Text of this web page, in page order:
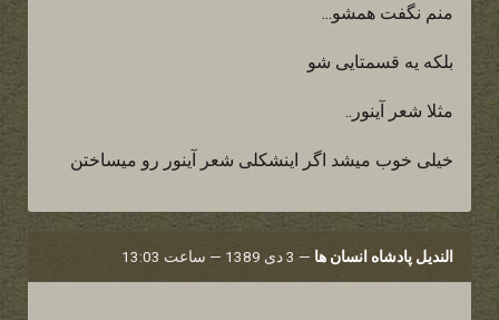
منم نگفت همشو...
بلکه یه قسمتایی شو
مثلا شعر آینور..
خیلی خوب میشد اگر اینشکلی شعر آینور رو میساختن
الندیل پادشاه انسان ها — 3 دی 1389 — ساعت 13:03